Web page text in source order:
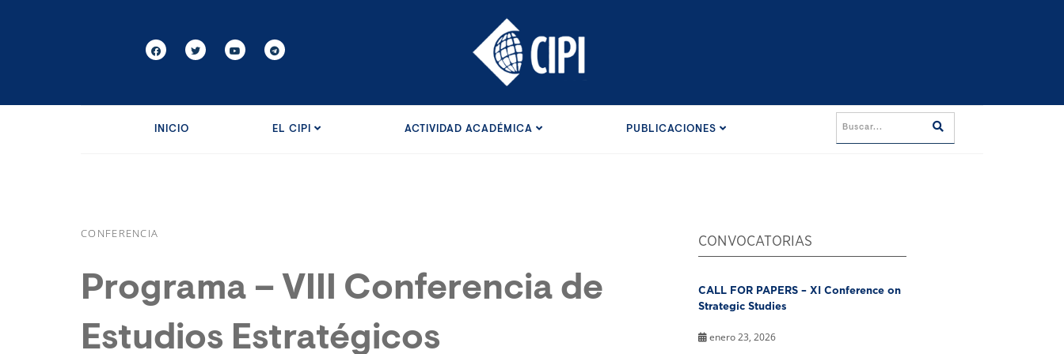
INICIO EL CIPI ACTIVIDAD ACADÉMICA PUBLICACIONES
CONFERENCIA
Programa – VIII Conferencia de
Estudios Estratégicos
CONVOCATORIAS
CALL FOR PAPERS – XI Conference on
Strategic Studies
enero 23, 2026